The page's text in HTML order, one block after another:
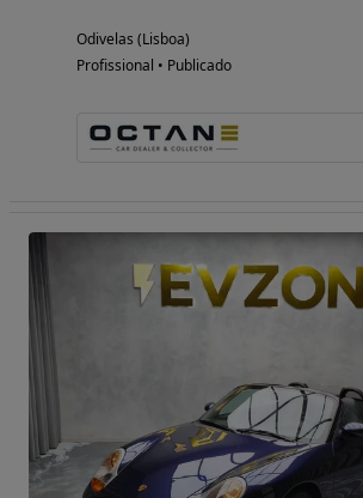
Odivelas (Lisboa)
Profissional • Publicado